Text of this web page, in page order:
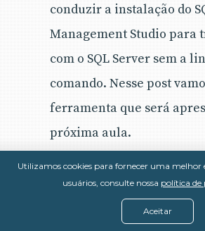
conduzir a instalação do
Management Studio para
com o SQL Server sem a
comando. Nesse post
ferramenta que será
próxima aula.
de SQL Server temos uma
Podemos ter diversas
Utilizamos cookies para fornecer uma melhor
usuários, consulte nossa política de
Aceitar